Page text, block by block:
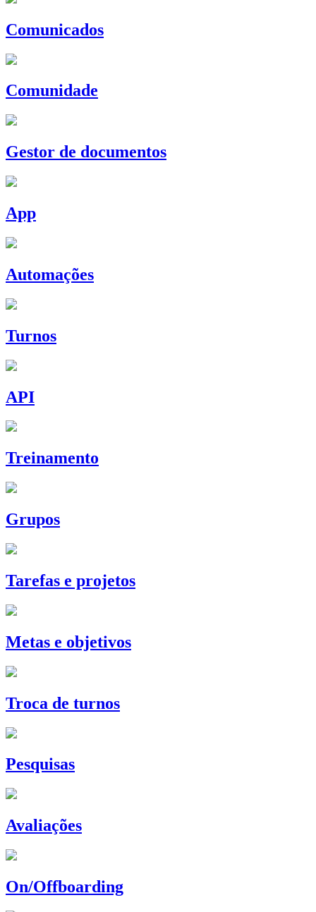
Comunicados
Comunidade
Gestor de documentos
App
Automações
Turnos
API
Treinamento
Grupos
Tarefas e projetos
Metas e objetivos
Troca de turnos
Pesquisas
Avaliações
On/Offboarding